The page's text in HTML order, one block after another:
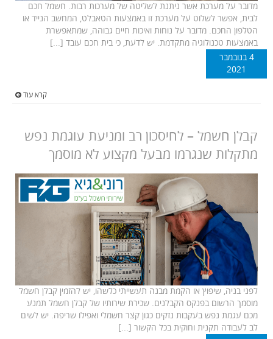
קרא עוד
מדובר על מערכת אשר ניתנת לשליטה של מערכות רבות. חשמל חכם
לבית, אפשר לשלוט על מערכת זו באמצעות הטאבלט, המחשב הנייד או
הטלפון החכם. מדובר על נוחות ואיכות חיים גבוהה, שמתאפשרת
באמצעות טכנולוגיה מתקדמת. יש לדעת, כי בית חכם עובד [...]
4 בנובמבר
2021
קבלן חשמל – לחיסכון רב ומניעת עוגמת נפש
מתקלות שנגרמו מבעל מקצוע לא מוסמך
לפני בניה, שיפוץ או הקמת מבנה תעשייתי כלשהו, יש להזמין קבלן חשמל
מוסמך הרשום בפנקס הקבלנים. שכירת שירותיו של קבלן חשמל תמנע
מכם עגמת נפש בעקבות נזקים כגון קצר חשמלי ואפילו שריפה. יש לשים
לב לעבודה תקנית וחוקית בכל הקשור [...]